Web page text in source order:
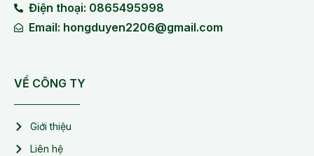
Điện thoại: 0865495998
Email: hongduyen2206@gmail.com
VỀ CÔNG TY
Giới thiệu
Liên hệ